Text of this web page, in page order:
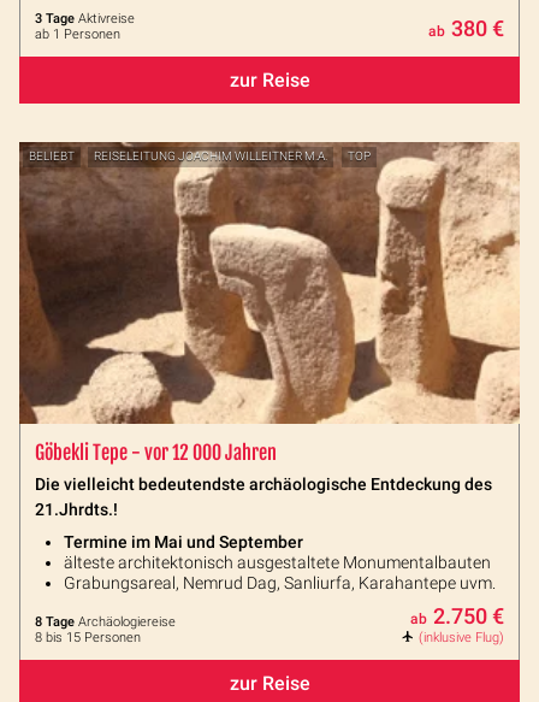
3 Tage Aktivreise
ab 1 Personen
ab 380 €
zur Reise
BELIEBT REISELEITUNG JOACHIM WILLEITNER M.A. TOP
Göbekli Tepe - vor 12 000 Jahren
Die vielleicht bedeutendste archäologische Entdeckung des
21.Jhrdts.!
Termine im Mai und September
älteste architektonisch ausgestaltete Monumentalbauten
Grabungsareal, Nemrud Dag, Sanliurfa, Karahantepe uvm.
8 Tage Archäologiereise
8 bis 15 Personen
ab 2.750 €
(inklusive Flug)
zur Reise